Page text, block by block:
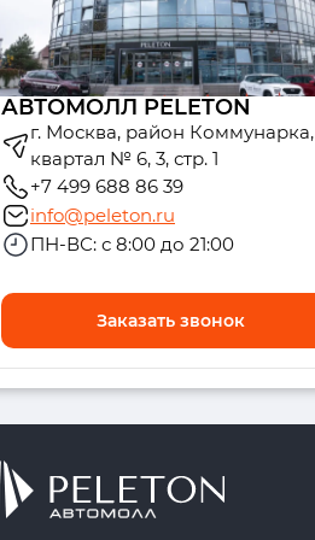
АВТОМОЛЛ PELETON
г. Москва, район Коммунарка,
квартал № 6, 3, стр. 1
+7 499 688 86 39
info@peleton.ru
ПН-ВС: с 8:00 до 21:00
Заказать звонок